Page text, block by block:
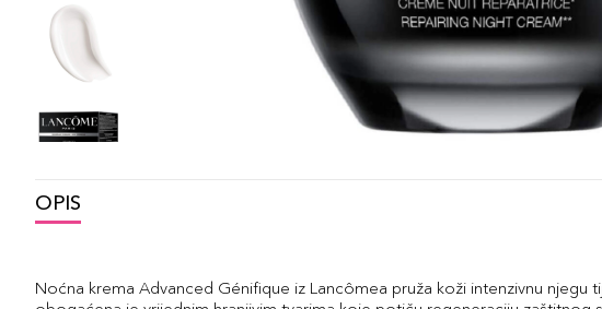
OPIS
Noćna krema Advanced Génifique iz Lancômea pruža koži intenzivnu njegu